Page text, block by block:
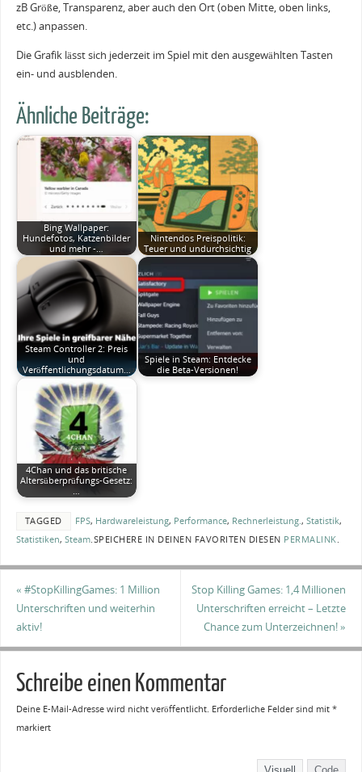
zB Größe, Transparenz, aber auch den Ort (oben Mitte, oben links,
etc.) anpassen.
Die Grafik lässt sich jederzeit im Spiel mit den ausgewählten Tasten
ein- und ausblenden.
Ähnliche Beiträge:
Bing Wallpaper:
Hundefotos, Katzenbilder
und mehr -…
Nintendos Preispolitik:
Teuer und undurchsichtig
Steam Controller 2: Preis
und
Veröffentlichungsdatum…
Spiele in Steam: Entdecke
die Beta-Versionen!
4Chan und das britische
Altersüberprüfungs-Gesetz:
…
TAGGED FPS, Hardwareleistung, Performance, Rechnerleistung., Statistik,
Statistiken, Steam.SPEICHERE IN DEINEN FAVORITEN DIESEN PERMALINK.
« #StopKillingGames: 1 Million
Unterschriften und weiterhin
aktiv!
Stop Killing Games: 1,4 Millionen
Unterschriften erreicht – Letzte
Chance zum Unterzeichnen!»
Schreibe einen Kommentar
Deine E-Mail-Adresse wird nicht veröffentlicht. Erforderliche Felder sind mit *
markiert